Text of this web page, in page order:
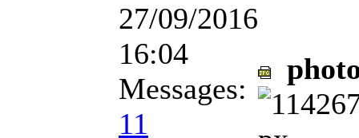
27/09/2016
16:04
Messages:
11